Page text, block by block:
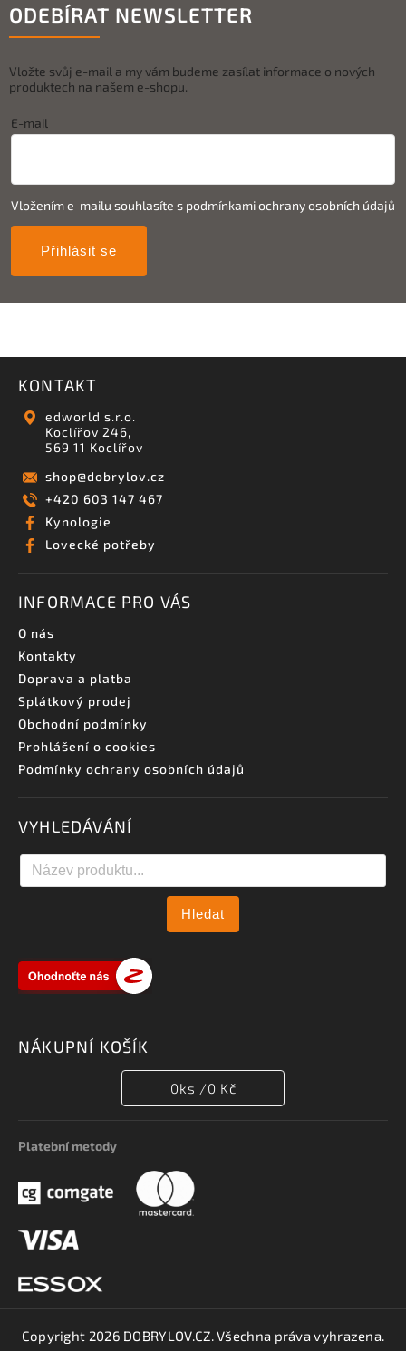
ODEBÍRAT NEWSLETTER
Vložte svůj e-mail a my vám budeme zasílat informace o nových
produktech na našem e-shopu.
E-mail
Vložením e-mailu souhlasíte s podmínkami ochrany osobních údajů
Přihlásit se
KONTAKT
edworld s.r.o.
Koclířov 246,
569 11 Koclířov
shop@dobrylov.cz
+420 603 147 467
Kynologie
Lovecké potřeby
INFORMACE PRO VÁS
O nás
Kontakty
Doprava a platba
Splátkový prodej
Obchodní podmínky
Prohlášení o cookies
Podmínky ochrany osobních údajů
VYHLEDÁVÁNÍ
Hledat
NÁKUPNÍ KOŠÍK
0ks /0 Kč
Platební metody
Copyright 2026 DOBRYLOV.CZ. Všechna práva vyhrazena.